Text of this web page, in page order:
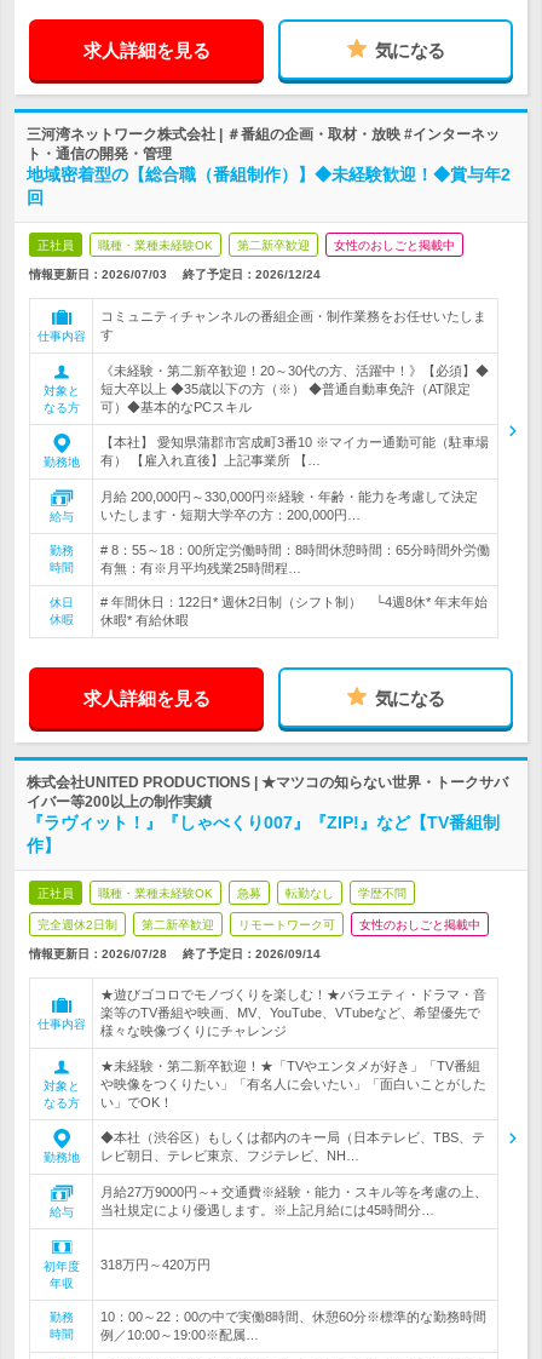
求人詳細を見る 気になる
三河湾ネットワーク株式会社 | ＃番組の企画・取材・放映 #インターネッ
ト・通信の開発・管理
地域密着型の【総合職（番組制作）】◆未経験歓迎！◆賞与年2
回
正社員 職種・業種未経験OK 第二新卒歓迎 女性のおしごと掲載中
情報更新日：2026/07/03 終了予定日： 2026/12/24
仕事内容
コミュニティチャンネルの番組企画・制作業務をお任せいたしま
す
対象と
なる方
《未経験・第二新卒歓迎！20～30代の方、活躍中！》【必須】◆
短大卒以上 ◆35歳以下の方（※） ◆普通自動車免許（AT限定
可）◆基本的なPCスキル
勤務地
【本社】 愛知県蒲郡市宮成町3番10 ※マイカー通勤可能（駐車場
有） 【雇入れ直後】上記事業所 【…
給与
月給 200,000円～330,000円※経験・年齢・能力を考慮して決定
いたします・短期大学卒の方：200,000円…
勤務
時間
# 8：55～18：00所定労働時間：8時間休憩時間：65分時間外労働
有無：有※月平均残業25時間程…
休日
休暇
# 年間休日：122日* 週休2日制（シフト制） └4週8休* 年末年始
休暇* 有給休暇
求人詳細を見る 気になる
株式会社UNITED PRODUCTIONS | ★マツコの知らない世界・トークサバ
イバー等200以上の制作実績
『ラヴィット！』『しゃべくり007』『ZIP!』など【TV番組制
作】
正社員 職種・業種未経験OK 急募 転勤なし 学歴不問
完全週休2日制 第二新卒歓迎 リモートワーク可 女性のおしごと掲載中
情報更新日：2026/07/28 終了予定日： 2026/09/14
仕事内容
★遊びゴコロでモノづくりを楽しむ！★バラエティ・ドラマ・音
楽等のTV番組や映画、MV、YouTube、VTubeなど、希望優先で
様々な映像づくりにチャレンジ
対象と
なる方
★未経験・第二新卒歓迎！★「TVやエンタメが好き」「TV番組
や映像をつくりたい」「有名人に会いたい」「面白いことがした
い」でOK！
勤務地
◆本社（渋谷区）もしくは都内のキー局（日本テレビ、TBS、テ
レビ朝日、テレビ東京、フジテレビ、NH…
給与
月給27万9000円～+ 交通費※経験・能力・スキル等を考慮の上、
当社規定により優遇します。※上記月給には45時間分…
初年度
年収
318万円～420万円
勤務
時間
10：00～22：00の中で実働8時間、休憩60分※標準的な勤務時間
例／10:00～19:00※配属…